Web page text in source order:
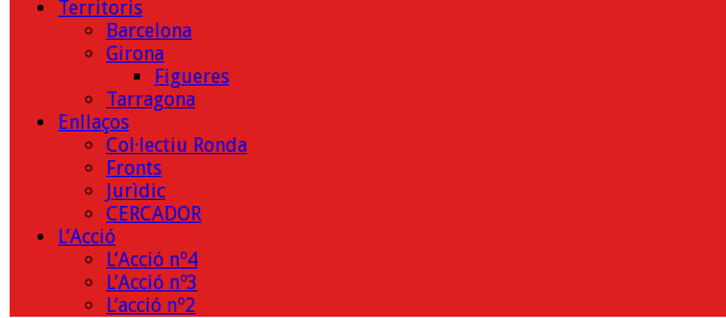
Territoris
Barcelona
Girona
Figueres
Tarragona
Enllaços
Col·lectiu Ronda
Fronts
Jurìdic
CERCADOR
L’Acció
L’Acció nº4
L’Acció nº3
L’acció nº2